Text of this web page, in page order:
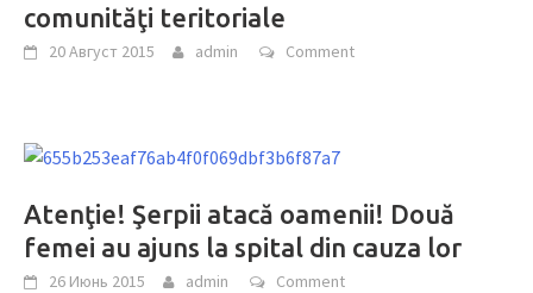
comunităţi teritoriale
20 Август 2015 admin Comment
Atenţie! Şerpii atacă oamenii! Două
femei au ajuns la spital din cauza lor
26 Июнь 2015 admin Comment